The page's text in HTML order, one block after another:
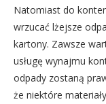
Natomiast do
wrzucać lżejsze
kartony. Zawsze
usługę wynajmu
odpady zostaną
że niektóre